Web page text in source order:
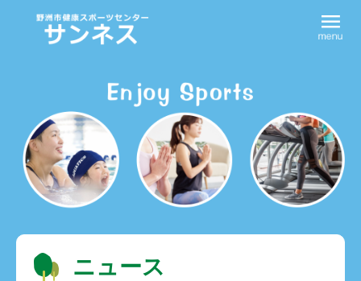
ニュース